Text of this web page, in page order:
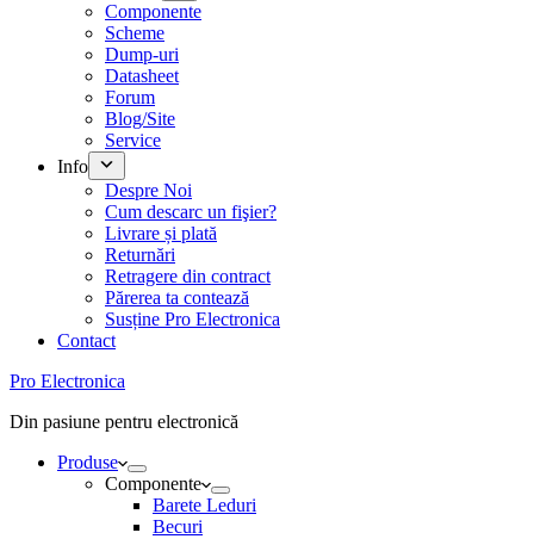
Componente
Scheme
Dump-uri
Datasheet
Forum
Blog/Site
Service
Info
Despre Noi
Cum descarc un fişier?
Livrare și plată
Returnări
Retragere din contract
Părerea ta contează
Susține Pro Electronica
Contact
Pro Electronica
Din pasiune pentru electronică
Produse
Componente
Barete Leduri
Becuri